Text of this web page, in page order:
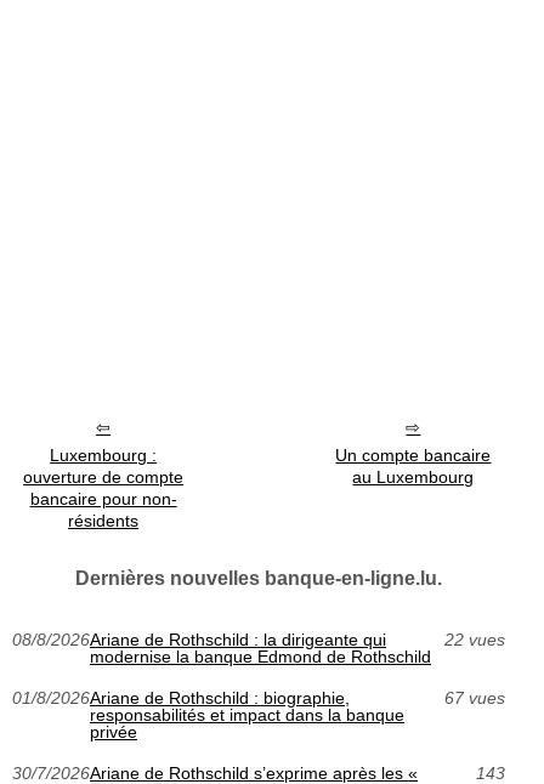
Luxembourg :
ouverture de compte
bancaire pour non-
résidents
Un compte bancaire
au Luxembourg
Dernières nouvelles banque-en-ligne.lu.
08/8/2026Ariane de Rothschild : la dirigeante qui
modernise la banque Edmond de Rothschild
22 vues
01/8/2026Ariane de Rothschild : biographie,
responsabilités et impact dans la banque
privée
67 vues
30/7/2026Ariane de Rothschild s’exprime après les «
143